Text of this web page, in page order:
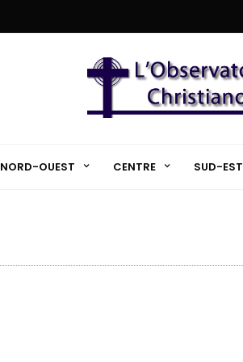
NORD-OUEST CENTRE SUD-EST